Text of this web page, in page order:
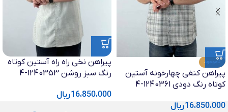
ناموجود
پیراهن کنفی چهارخونه آستین
کوتاه رنگ دودی 1240361-4
16،850،000ریال
پیراهن نخی راه راه آستین کوتاه
رنگ سبز روشن 1240353-4
16،850،000ریال